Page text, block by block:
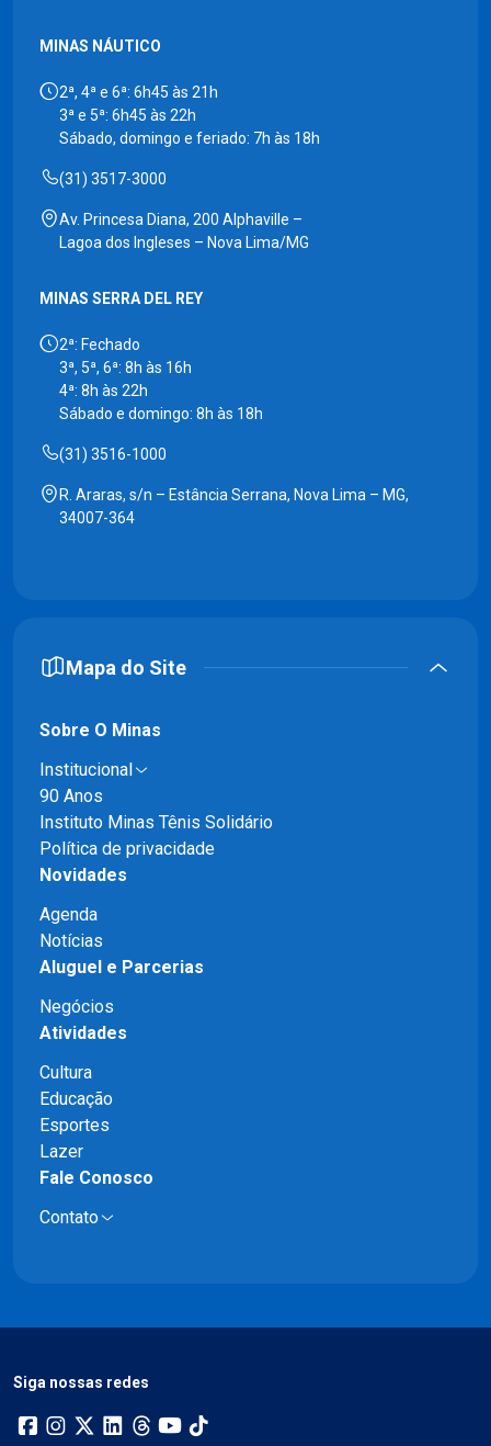
MINAS NÁUTICO
2ª, 4ª e 6ª: 6h45 às 21h
3ª e 5ª: 6h45 às 22h
Sábado, domingo e feriado: 7h às 18h
(31) 3517-3000
Av. Princesa Diana, 200 Alphaville –
Lagoa dos Ingleses – Nova Lima/MG
MINAS SERRA DEL REY
2ª: Fechado
3ª, 5ª, 6ª: 8h às 16h
4ª: 8h às 22h
Sábado e domingo: 8h às 18h
(31) 3516-1000
R. Araras, s/n – Estância Serrana, Nova Lima – MG,
34007-364
Mapa do Site
Sobre O Minas
Institucional
90 Anos
Instituto Minas Tênis Solidário
Política de privacidade
Novidades
Agenda
Notícias
Aluguel e Parcerias
Negócios
Atividades
Cultura
Educação
Esportes
Lazer
Fale Conosco
Contato
Siga nossas redes